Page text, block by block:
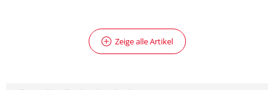
Zeige alle Artikel